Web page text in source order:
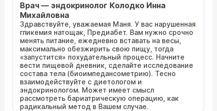
Врач — эндокринолог Колодко Инна
Михайловна
Здравствуйте, уважаемая Маня. У вас нарушенная
гликемия натощак, Предиабет. Вам нужно срочно
менять питание, ежедневно вставать на весы,
максимально обезжирить свою пищу, тогда
«запустится» похудательный процесс. Начните
вести пищевой дневник, сделайте исследование
состава тела (биоимпедансометрию). Тесно
взаимодействуйте с диетологом и
эндокринологом. Может имеет смысл
рассмотреть бариатрическую операцию, как
радикальный метод в Вашем случае.